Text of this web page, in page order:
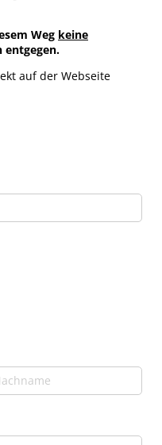
Weg keine
entgegen.
auf der Webseite